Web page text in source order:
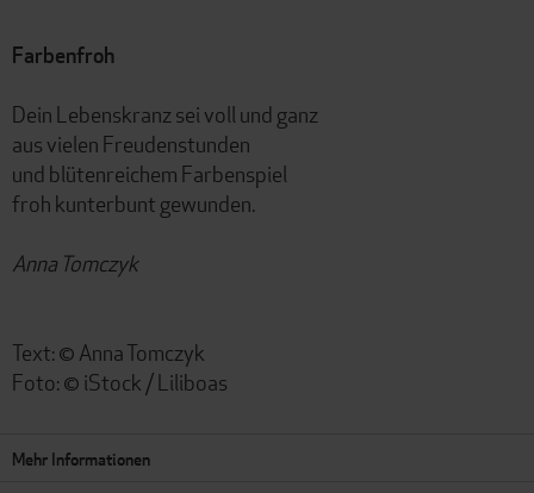
Farbenfroh
Dein Lebenskranz sei voll und ganz
aus vielen Freudenstunden
und blütenreichem Farbenspiel
froh kunterbunt gewunden.
Anna Tomczyk
Text: © Anna Tomczyk
Foto: © iStock / Liliboas
Mehr Informationen